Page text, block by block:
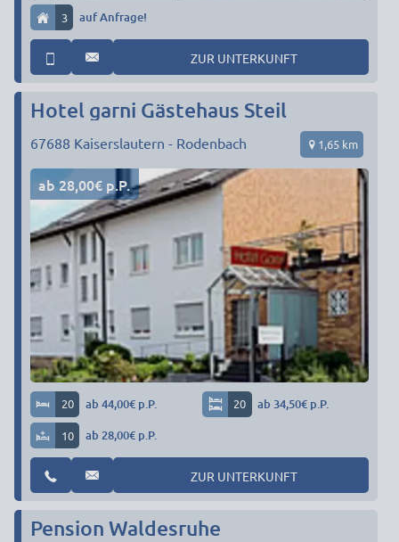
3 auf Anfrage!
ZUR UNTERKUNFT
Hotel garni Gästehaus Steil
67688 Kaiserslautern - Rodenbach 1,65 km
ab 28,00€ p.P.
20 ab 44,00€ p.P. 20 ab 34,50€ p.P.
10 ab 28,00€ p.P.
ZUR UNTERKUNFT
Pension Waldesruhe